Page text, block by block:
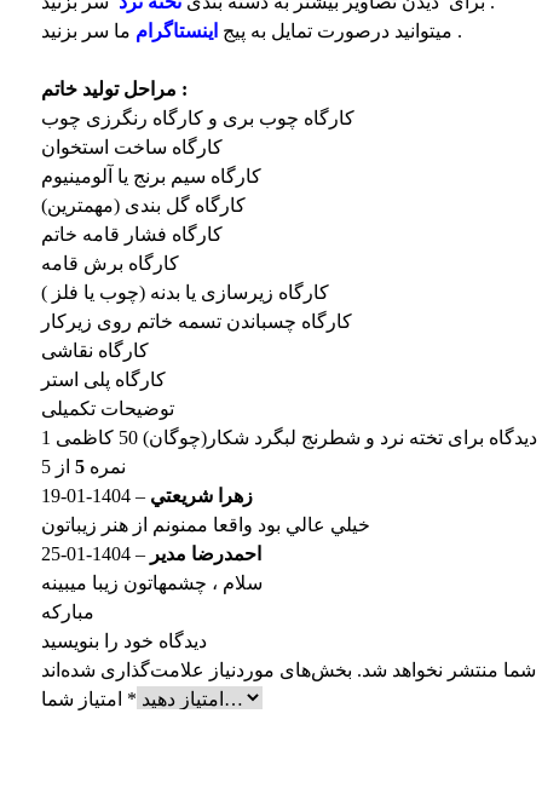
میتوانید درصورت تمایل به پیج اینستاگرام ما سر بزنید .
مراحل تولید خاتم :
کارگاه چوب بری و کارگاه رنگرزی چوب
کارگاه ساخت استخوان
کارگاه سیم برنج یا آلومینیوم
کارگاه گل بندی (مهمترین)
کارگاه فشار قامه خاتم
کارگاه برش قامه
کارگاه زیرسازی یا بدنه (چوب یا فلز )
کارگاه چسباندن تسمه خاتم روی زیرکار
کارگاه نقاشی
کارگاه پلی استر
توضیحات تکمیلی
1 دیدگاه برای تخته نرد و شطرنج لبگرد شکار(چوگان) 50 کاظمی
نمره 5از 5
زهرا شريعتي –
1404-01-19
خيلي عالي بود واقعا ممنونم از هنر زيباتون
احمدرضا مدیر –
1404-01-25
سلام ، چشمهاتون زیبا میبینه
مبارکه
دیدگاه خود را بنویسید
شما منتشر نخواهد شد.
*